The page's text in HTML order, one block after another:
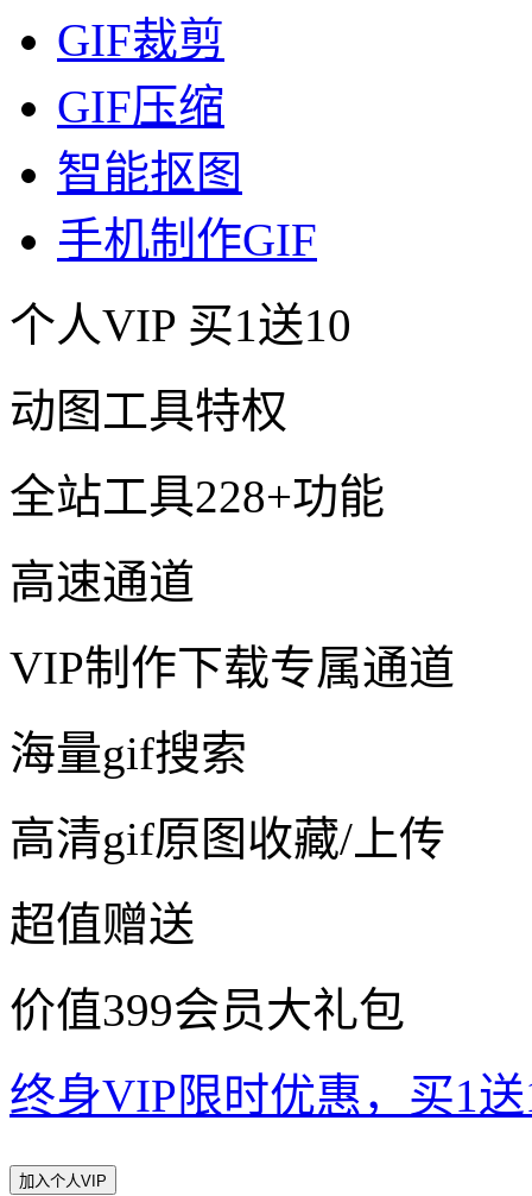
GIF裁剪
GIF压缩
智能抠图
手机制作GIF
个人VIP 买1送10
动图工具特权
全站工具228+功能
高速通道
VIP制作下载专属通道
海量gif搜索
高清gif原图收藏/上传
超值赠送
价值399会员大礼包
终身VIP限时优惠，买1
加入个人VIP